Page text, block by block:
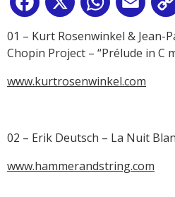
Facebook
X WhatsApp
Email
01 – Kurt Rosenwinkel & Jean-
Chopin Project – “Prélude in C
www.kurtrosenwinkel.com
02 – Erik Deutsch – La Nuit
www.hammerandstring.com